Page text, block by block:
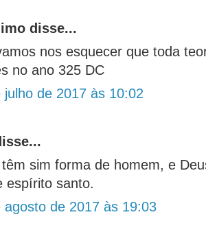
disse...
nos esquecer que toda
no ano 325 DC
julho de 2017 às 10:02
sim forma de homem, e
espírito santo.
agosto de 2017 às 19:03